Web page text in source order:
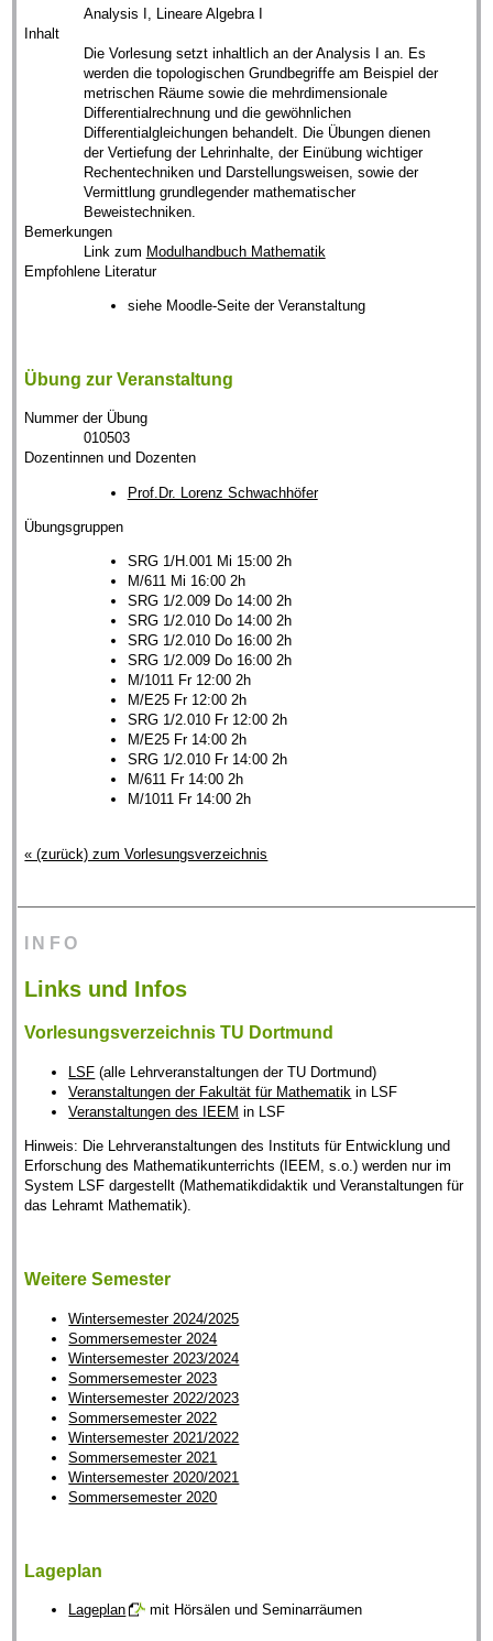
Analysis I, Lineare Algebra I
Inhalt
Die Vorlesung setzt inhaltlich an der Analysis I an. Es
werden die topologischen Grundbegriffe am Beispiel der
metrischen Räume sowie die mehrdimensionale
Differentialrechnung und die gewöhnlichen
Differentialgleichungen behandelt. Die Übungen dienen
der Vertiefung der Lehrinhalte, der Einübung wichtiger
Rechentechniken und Darstellungsweisen, sowie der
Vermittlung grundlegender mathematischer
Beweistechniken.
Bemerkungen
Link zum Modulhandbuch Mathematik
Empfohlene Literatur
siehe Moodle-Seite der Veranstaltung
Übung zur Veranstaltung
Nummer der Übung
010503
Dozentinnen und Dozenten
Prof.Dr. Lorenz Schwachhöfer
Übungsgruppen
SRG 1/H.001 Mi 15:00 2h
M/611 Mi 16:00 2h
SRG 1/2.009 Do 14:00 2h
SRG 1/2.010 Do 14:00 2h
SRG 1/2.010 Do 16:00 2h
SRG 1/2.009 Do 16:00 2h
M/1011 Fr 12:00 2h
M/E25 Fr 12:00 2h
SRG 1/2.010 Fr 12:00 2h
M/E25 Fr 14:00 2h
SRG 1/2.010 Fr 14:00 2h
M/611 Fr 14:00 2h
M/1011 Fr 14:00 2h
« (zurück) zum Vorlesungsverzeichnis
INFO
Links und Infos
Vorlesungsverzeichnis TU Dortmund
LSF (alle Lehrveranstaltungen der TU Dortmund)
Veranstaltungen der Fakultät für Mathematik in LSF
Veranstaltungen des IEEM in LSF
Hinweis: Die Lehrveranstaltungen des Instituts für Entwicklung und
Erforschung des Mathematikunterrichts (IEEM, s.o.) werden nur im
System LSF dargestellt (Mathematikdidaktik und Veranstaltungen für
das Lehramt Mathematik).
Weitere Semester
Wintersemester 2024/2025
Sommersemester 2024
Wintersemester 2023/2024
Sommersemester 2023
Wintersemester 2022/2023
Sommersemester 2022
Wintersemester 2021/2022
Sommersemester 2021
Wintersemester 2020/2021
Sommersemester 2020
Lageplan
Lageplan mit Hörsälen und Seminarräumen